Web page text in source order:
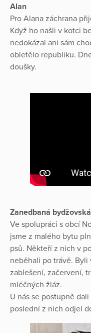
Alan
Pro Alana záchrana
Když ho našli v kotci
nedokázal ani sám
obletělo republiku.
doušky.
Zanedbaná
Ve spolupráci s obcí
jsme z malého bytu
psů. Někteří z nich v
neběhali po trávě.
zablešení, začervení,
mléčných žláz.
U nás se postupně
poslední z nich odjel